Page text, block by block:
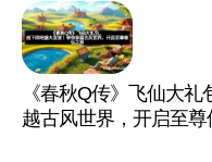
《春秋Q传》飞仙大
越古风世界，开启至尊